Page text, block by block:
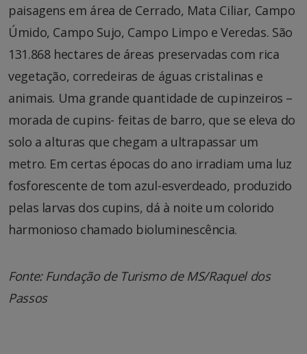
paisagens em área de Cerrado, Mata Ciliar, Campo
Úmido, Campo Sujo, Campo Limpo e Veredas. São
131.868 hectares de áreas preservadas com rica
vegetação, corredeiras de águas cristalinas e
animais. Uma grande quantidade de cupinzeiros –
morada de cupins- feitas de barro, que se eleva do
solo a alturas que chegam a ultrapassar um
metro. Em certas épocas do ano irradiam uma luz
fosforescente de tom azul-esverdeado, produzido
pelas larvas dos cupins, dá à noite um colorido
harmonioso chamado bioluminescência.
Fonte: Fundação de Turismo de MS/Raquel dos
Passos